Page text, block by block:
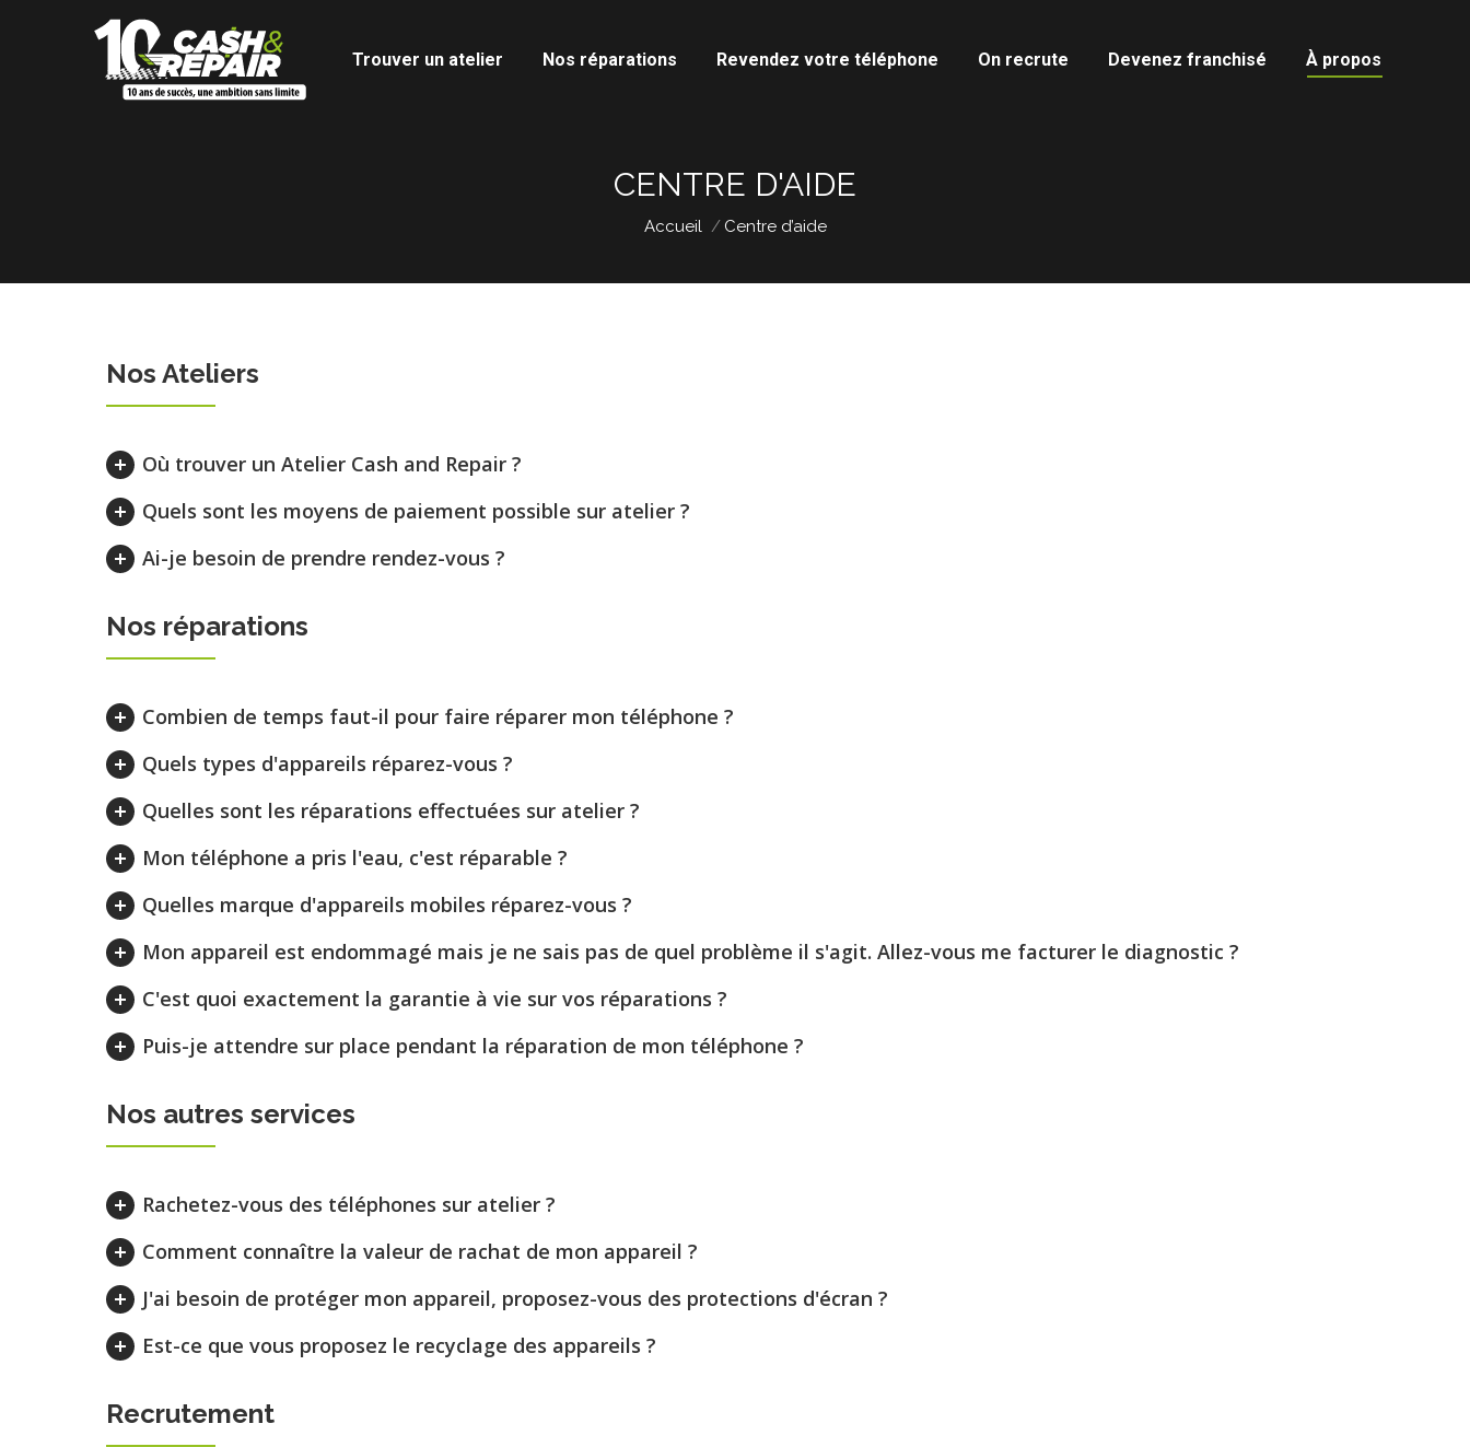
Trouver un atelier Nos réparations Revendez votre téléphone On recrute Devenez franchisé À propos
CENTRE D'AIDE
Vous êtes ici :
Accueil
Centre d’aide
Nos Ateliers
Où trouver un Atelier Cash and Repair ?
Quels sont les moyens de paiement possible sur atelier ?
Ai-je besoin de prendre rendez-vous ?
Nos réparations
Combien de temps faut-il pour faire réparer mon téléphone ?
Quels types d'appareils réparez-vous ?
Quelles sont les réparations effectuées sur atelier ?
Mon téléphone a pris l'eau, c'est réparable ?
Quelles marque d'appareils mobiles réparez-vous ?
Mon appareil est endommagé mais je ne sais pas de quel problème il s'agit. Allez-vous me facturer le diagnostic ?
C'est quoi exactement la garantie à vie sur vos réparations ?
Puis-je attendre sur place pendant la réparation de mon téléphone ?
Nos autres services
Rachetez-vous des téléphones sur atelier ?
Comment connaître la valeur de rachat de mon appareil ?
J'ai besoin de protéger mon appareil, proposez-vous des protections d'écran ?
Est-ce que vous proposez le recyclage des appareils ?
Recrutement